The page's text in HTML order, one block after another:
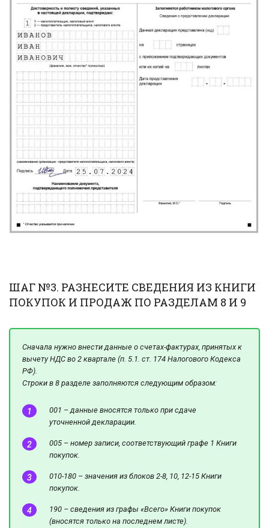
ШАГ №3. РАЗНЕСИТЕ СВЕДЕНИЯ ИЗ КНИГИ
ПОКУПОК И ПРОДАЖ ПО РАЗДЕЛАМ 8 И 9
Сначала нужно внести данные о счетах-фактурах, принятых к
вычету НДС во 2 квартале (п. 5.1. ст. 174 Налогового Кодекса
РФ).
Строки в 8 разделе заполняются следующим образом:
001 – данные вносятся только при сдаче
уточненной декларации.
005 – номер записи, соответствующий графе 1 Книги
покупок.
010-180 – значения из блоков 2-8, 10, 12-15 Книги
покупок.
190 – сведения из графы «Всего» Книги покупок
(вносятся только на последнем листе).